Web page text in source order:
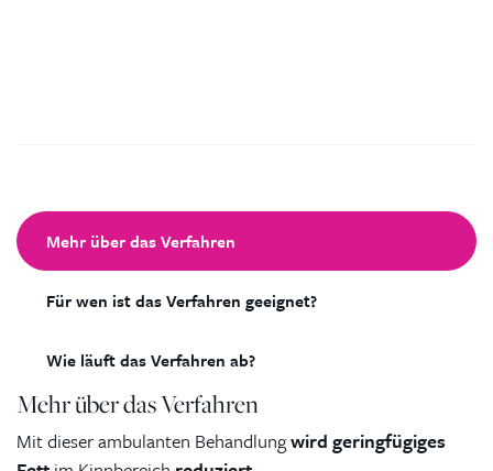
Mehr über das Verfahren
Für wen ist das Verfahren geeignet?
Wie läuft das Verfahren ab?
Mehr über das Verfahren
Mit dieser ambulanten Behandlungwird geringfügiges